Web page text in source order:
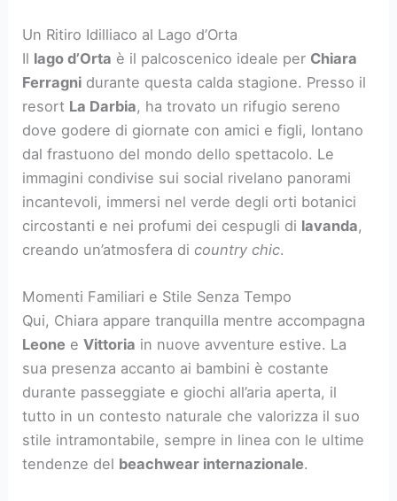
Un Ritiro Idilliaco al Lago d’Orta
Il lago d’Orta è il palcoscenico ideale per Chiara
Ferragni durante questa calda stagione. Presso il
resort La Darbia, ha trovato un rifugio sereno
dove godere di giornate con amici e figli, lontano
dal frastuono del mondo dello spettacolo. Le
immagini condivise sui social rivelano panorami
incantevoli, immersi nel verde degli orti botanici
circostanti e nei profumi dei cespugli di lavanda,
creando un’atmosfera dicountry chic.
Momenti Familiari e Stile Senza Tempo
Qui, Chiara appare tranquilla mentre accompagna
Leone eVittoria in nuove avventure estive. La
sua presenza accanto ai bambini è costante
durante passeggiate e giochi all’aria aperta, il
tutto in un contesto naturale che valorizza il suo
stile intramontabile, sempre in linea con le ultime
tendenze del beachwear internazionale.